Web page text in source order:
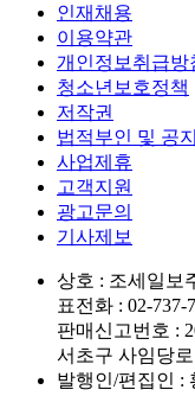
인재채용
이용약관
개인정보취급방
청소년보호정책
저작권
법적부인 및 공
사업제휴
고객지원
광고문의
기사제보
상호 : 조세일보
표전화 : 02-
판매신고번호 :
서초구 사임당
발행인/편집인 :